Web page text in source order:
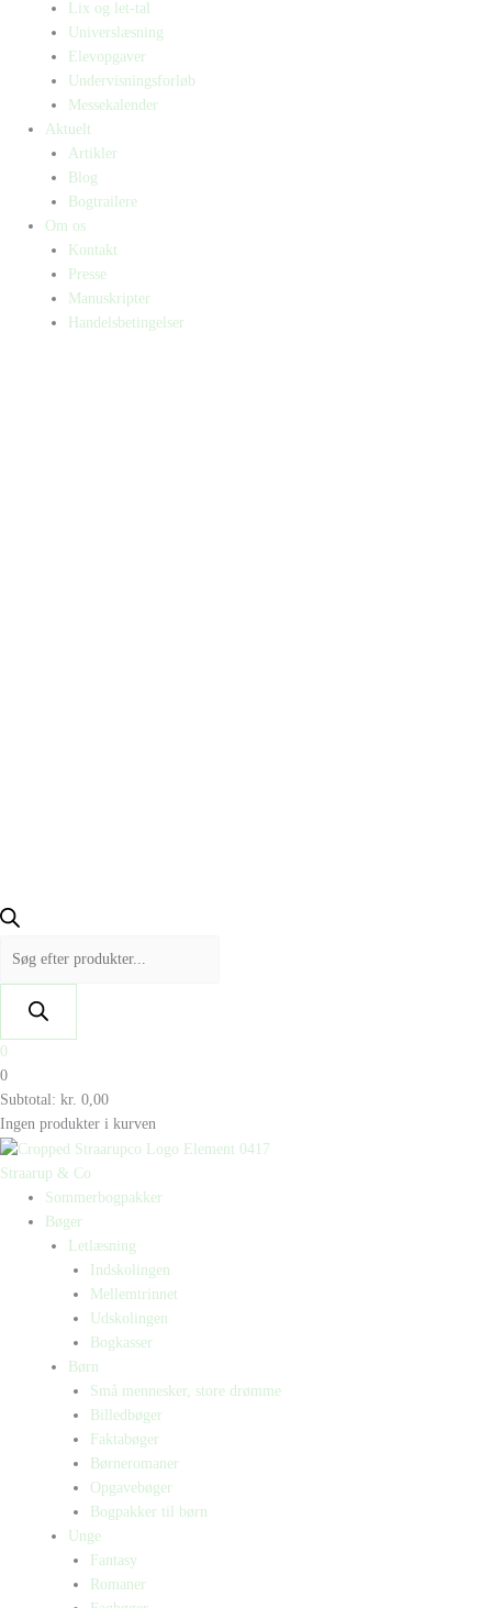
Lix og let-tal
Universlæsning
Elevopgaver
Undervisningsforløb
Messekalender
Aktuelt
Artikler
Blog
Bogtrailere
Om os
Kontakt
Presse
Manuskripter
Handelsbetingelser
0
0
Subtotal: kr. 0,00
Ingen produkter i kurven
Straarup & Co
Sommerbogpakker
Bøger
Letlæsning
Indskolingen
Mellemtrinnet
Udskolingen
Bogkasser
Børn
Små mennesker, store drømme
Billedbøger
Faktabøger
Børneromaner
Opgavebøger
Bogpakker til børn
Unge
Fantasy
Romaner